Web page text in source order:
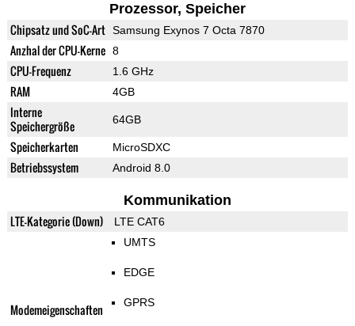
Prozessor, Speicher
Chipsatz und SoC-Art Samsung Exynos 7 Octa 7870
Anzhal der CPU-Kerne 8
CPU-Frequenz 1.6 GHz
RAM 4GB
Interne
Speichergröße
64GB
Speicherkarten MicroSDXC
Betriebssystem Android 8.0
Kommunikation
LTE-Kategorie (Down) LTE CAT6
Modemeigenschaften
UMTS
EDGE
GPRS